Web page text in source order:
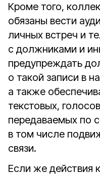
Кроме того,
обязаны вести
личных встреч и
с должниками и
предупреждать
о такой записи в
а также
текстовых,
передаваемых по
в том числе
связи.
Если же действия